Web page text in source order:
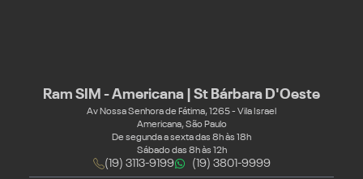
Ram SIM - Americana | St Bárbara D'Oeste
Av Nossa Senhora de Fátima, 1265 - Vila Israel
Americana, São Paulo
De segunda a sexta das 8h às 18h
Sábado das 8h às 12h
(19) 3113-9199 (19) 3801-9999